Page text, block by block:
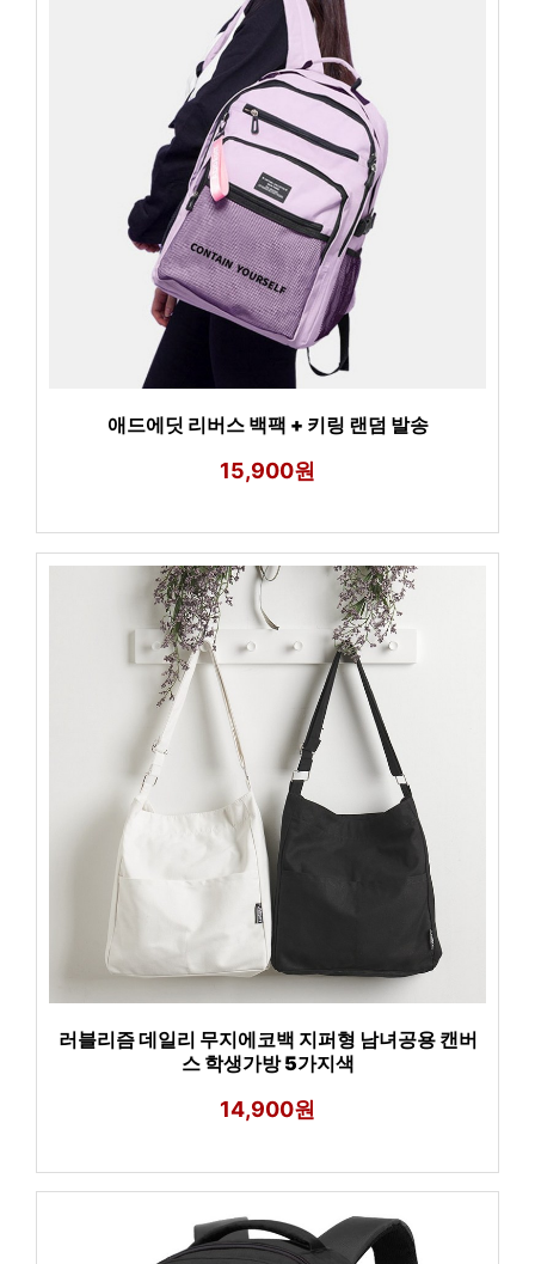
애드에딧 리버스 백팩 + 키링 랜덤 발송
15,900원
러블리즘 데일리 무지에코백 지퍼형 남녀공용 캔버
스 학생가방 5가지색
14,900원